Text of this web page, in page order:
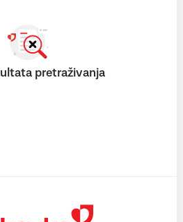
pretraživanja